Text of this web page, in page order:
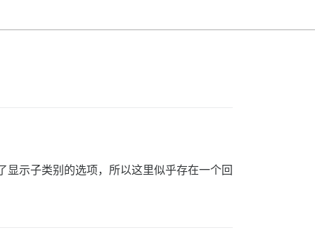
显示子类别的选项，所以这里似乎存在一个回